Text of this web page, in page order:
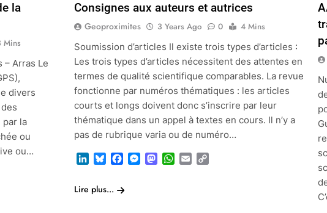
la
Mins
– Arras Le
divers
par la
ou
ou…
Consignes aux auteurs et autrices
Geoproximites 3 Years Ago 0
4 Mins
Soumission d’articles Il existe trois types d’articles :
Les trois types d’articles nécessitent des attentes en
termes de qualité scientifique comparables. La revue
fonctionne par numéros thématiques : les articles
courts et longs doivent donc s’inscrire par leur
thématique dans un appel à textes en cours. Il n’y a
pas de rubrique varia ou de numéro…
LinkedInBlueskyFacebook
Messenger
Mastodon
WhatsApp
Email
Lire plus...